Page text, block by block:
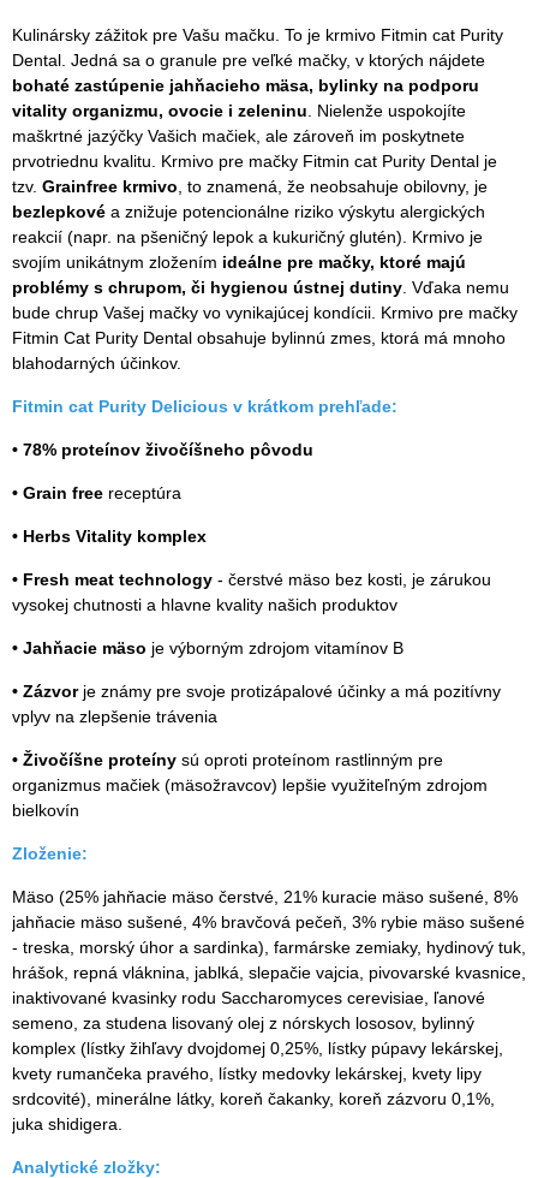
Kulinársky zážitok pre Vašu mačku. To je krmivo Fitmin cat Purity
Dental. Jedná sa o granule pre veľké mačky, v ktorých nájdete
bohaté zastúpenie jahňacieho mäsa, bylinky na podporu
vitality organizmu, ovocie i zeleninu . Nielenže uspokojíte
maškrtné jazýčky Vašich mačiek, ale zároveň im poskytnete
prvotriednu kvalitu. Krmivo pre mačky Fitmin cat Purity Dental je
tzv. Grainfree krmivo , to znamená, že neobsahuje obilovny, je
bezlepkové a znižuje potencionálne riziko výskytu alergických
reakcií (napr. na pšeničný lepok a kukuričný glutén). Krmivo je
svojím unikátnym zložením ideálne pre mačky, ktoré majú
problémy s chrupom, či hygienou ústnej dutiny . Vďaka nemu
bude chrup Vašej mačky vo vynikajúcej kondícii. Krmivo pre mačky
Fitmin Cat Purity Dental obsahuje bylinnú zmes, ktorá má mnoho
blahodarných účinkov.
Fitmin cat Purity Delicious v krátkom prehľade:
• 78% proteínov živočíšneho pôvodu
• Grain free receptúra
• Herbs Vitality komplex
• Fresh meat technology - čerstvé mäso bez kosti, je zárukou
vysokej chutnosti a hlavne kvality našich produktov
• Jahňacie mäso je výborným zdrojom vitamínov B
• Zázvor je známy pre svoje protizápalové účinky a má pozitívny
vplyv na zlepšenie trávenia
• Živočíšne proteíny sú oproti proteínom rastlinným pre
organizmus mačiek (mäsožravcov) lepšie využiteľným zdrojom
bielkovín
Zloženie:
Mäso (25% jahňacie mäso čerstvé, 21% kuracie mäso sušené, 8%
jahňacie mäso sušené, 4% bravčová pečeň, 3% rybie mäso sušené
- treska, morský úhor a sardinka), farmárske zemiaky, hydinový tuk,
hrášok, repná vláknina, jablká, slepačie vajcia, pivovarské kvasnice,
inaktivované kvasinky rodu Saccharomyces cerevisiae, ľanové
semeno, za studena lisovaný olej z nórskych lososov, bylinný
komplex (lístky žihľavy dvojdomej 0,25%, lístky púpavy lekárskej,
kvety rumančeka pravého, lístky medovky lekárskej, kvety lipy
srdcovité), minerálne látky, koreň čakanky, koreň zázvoru 0,1%,
juka shidigera.
Analytické zložky: